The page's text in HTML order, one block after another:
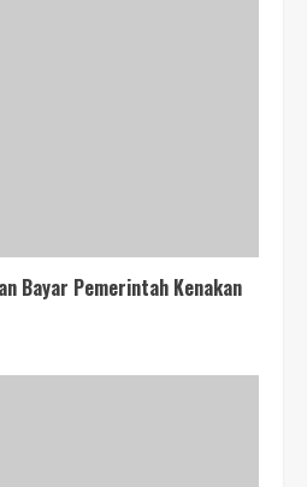
Bayar Pemerintah Kenakan